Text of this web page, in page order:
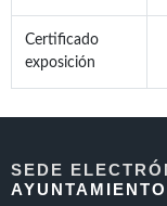
Certificado
exposición
SEDE